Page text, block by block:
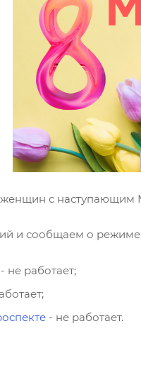
с
и сообщаем о
- не работает;
- не работает.